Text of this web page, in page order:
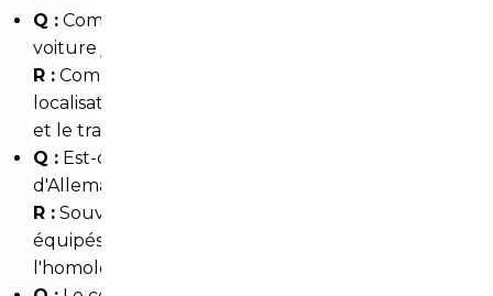
Q : Combien de temps prend l'import d'une
voiture jusqu'à Le Taillan-Médoc ?
R : Comptez généralement 4 à 8 semaines selon la
localisation du véhicule, les formalités douanières
et le transport.
Q : Est-ce moins cher d'importer une voiture
d'Allemagne ?
R : Souvent oui pour les modèles premium et bien
équipés, mais il faut intégrer la TVA, le transport et
l'homologation.